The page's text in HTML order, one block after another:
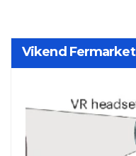
Vikend Fermarket